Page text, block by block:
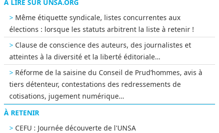
À LIRE SUR UNSA.ORG
Même étiquette syndicale, listes concurrentes aux
élections : lorsque les statuts arbitrent la liste à retenir !
Clause de conscience des auteurs, des journalistes et
atteintes à la diversité et la liberté éditoriale…
Réforme de la saisine du Conseil de Prud’hommes, avis à
tiers détenteur, contestations des redressements de
cotisations, jugement numérique…
À RETENIR
CEFU : Journée découverte de l'UNSA